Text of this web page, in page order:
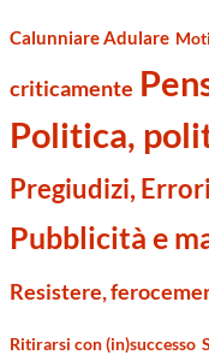
Calunniare Adulare
criticamente
Politica,
Pregiudizi,
Pubblicità e
Resistere,
Ritirarsi con (in)successo